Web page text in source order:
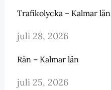
Trafikolycka – Kalmar län
juli 28, 2026
Rån – Kalmar län
juli 25, 2026